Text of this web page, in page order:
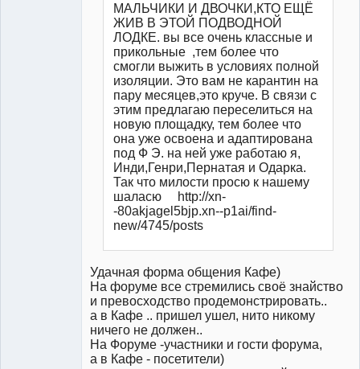
МАЛЬЧИКИ И ДВОЧКИ,КТО ЕЩЁ
ЖИВ В ЭТОЙ ПОДВОДНОЙ
ЛОДКЕ. вы все очень классные и
прикольные ,тем более что
смогли выжить в условиях полной
изоляции. Это вам не карантин на
пару месяцев,это круче. В связи с
этим предлагаю переселиться на
новую площадку, тем более что
она уже освоена и адаптирована
под Ф Э. на ней уже работаю я,
Инди,Генри,Пернатая и Одарка.
Так что милости просю к нашему
шаласю http://xn-
-80akjagel5bjp.xn--p1ai/find-
new/4745/posts
Удачная форма общения Кафе)
На форуме все стремились своё знайство
и превосходство продемонстрировать..
а в Кафе .. пришел ушел, нито никому
ничего не должен..
На Форуме -участники и гости форума,
а в Кафе - посетители)